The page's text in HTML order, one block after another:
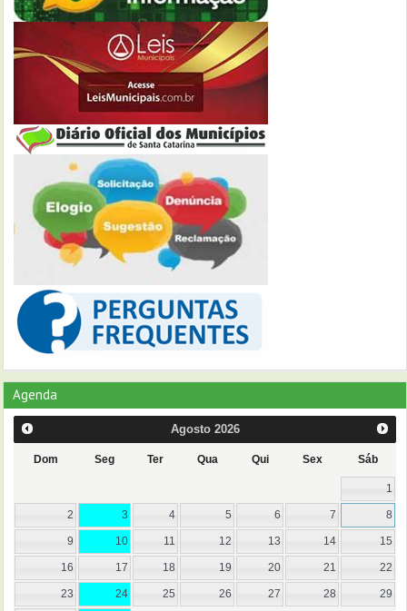
Agenda
Agosto 2026
Dom Seg Ter Qua Qui Sex Sáb
1
2 3 4 5 6 7 8
9 10 11 12 13 14 15
16 17 18 19 20 21 22
23 24 25 26 27 28 29